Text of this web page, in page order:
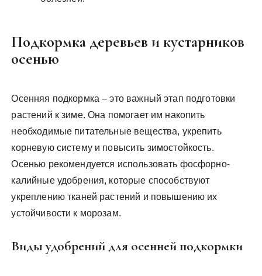
Подкормка деревьев и кустарников
осенью
Осенняя подкормка – это важный этап подготовки
растений к зиме. Она помогает им накопить
необходимые питательные вещества, укрепить
корневую систему и повысить зимостойкость.
Осенью рекомендуется использовать фосфорно-
калийные удобрения, которые способствуют
укреплению тканей растений и повышению их
устойчивости к морозам.
Виды удобрений для осенней подкормки